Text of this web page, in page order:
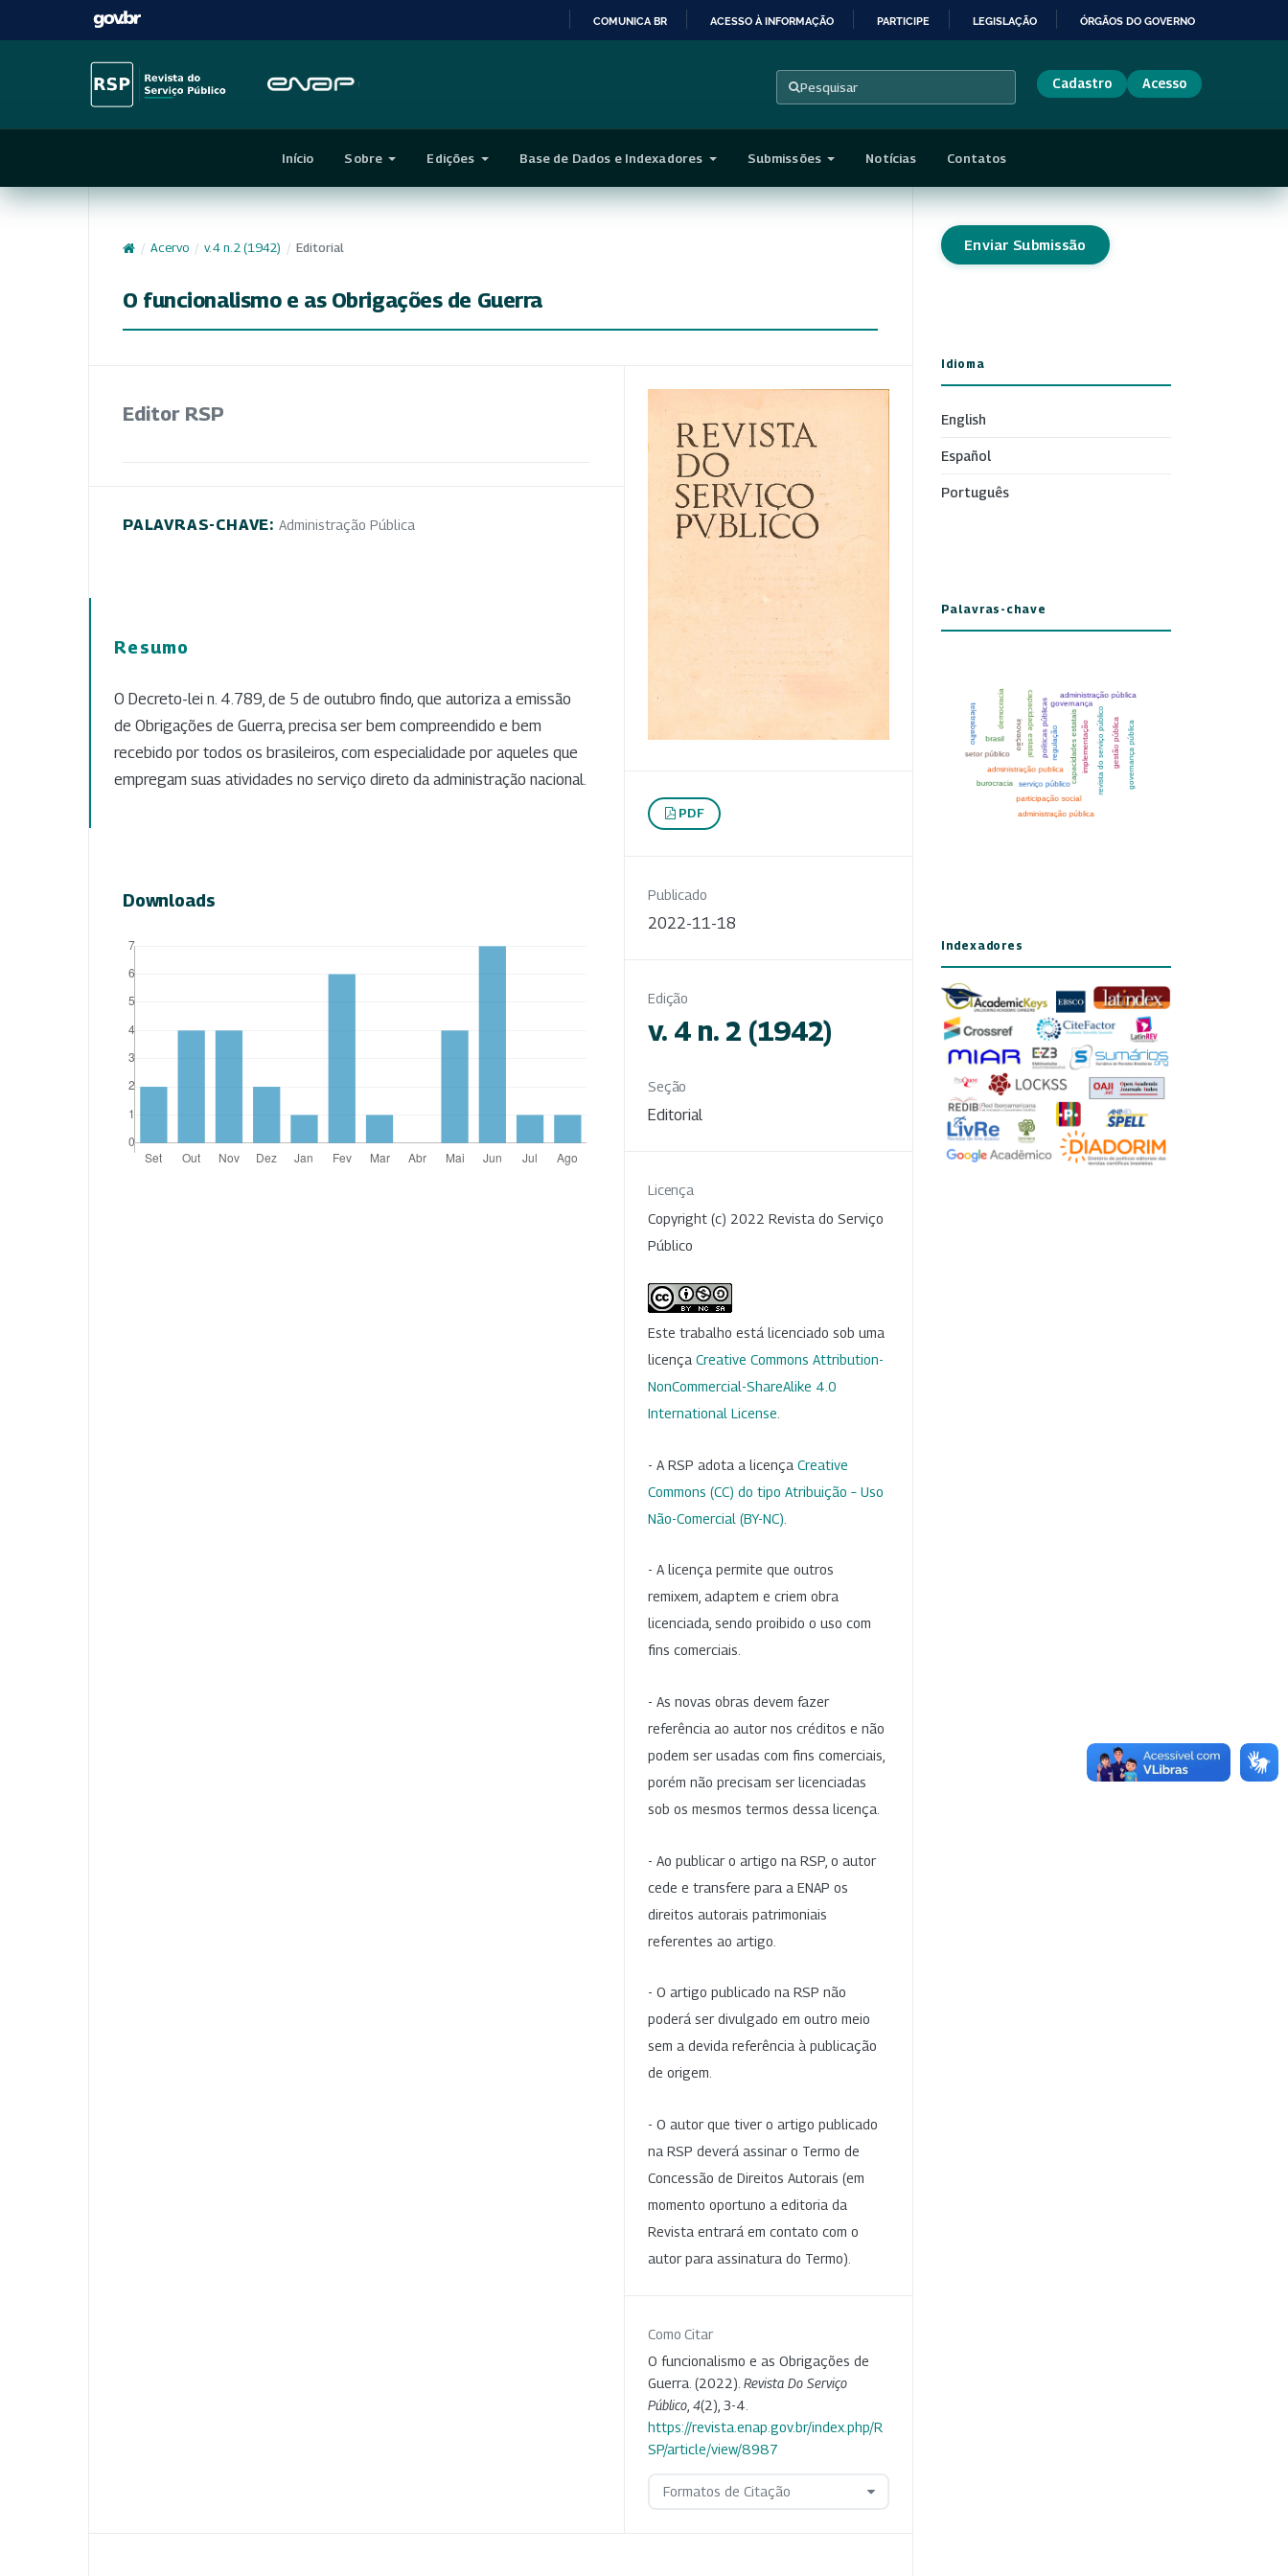
CONTEÚDO
COMUNICA BR ACESSO À INFORMAÇÃO PARTICIPE LEGISLAÇÃO ÓRGÃOS DO GOVERNO
Pesquisar Cadastro Acesso
Início Sobre Edições Base de Dados e Indexadores Submissões Notícias Contatos
/ Acervo / v. 4 n. 2 (1942) / Editorial
O funcionalismo e as Obrigações de Guerra
Editor RSP
PALAVRAS-CHAVE: Administração Pública
Resumo
O Decreto-lei n. 4.789, de 5 de outubro findo, que autoriza a emissão
de Obrigações de Guerra, precisa ser bem compreendido e bem
recebido por todos os brasileiros, com especialidade por aqueles que
empregam suas atividades no serviço direto da administração nacional.
Downloads
PDF
Publicado
2022-11-18
Edição
v. 4 n. 2 (1942)
Seção
Editorial
Licença
Copyright (c) 2022 Revista do Serviço
Público
Este trabalho está licenciado sob uma
licença Creative Commons Attribution-
NonCommercial-ShareAlike 4.0
International License
- A RSP adota a licença Creative
Commons (CC) do tipo Atribuição – Uso
Não-Comercial (BY-NC)
- A licença permite que outros
remixem, adaptem e criem obra
licenciada, sendo proibido o uso com
fins comerciais.
- As novas obras devem fazer
referência ao autor nos créditos e não
podem ser usadas com fins comerciais,
porém não precisam ser licenciadas
sob os mesmos termos dessa licença.
- Ao publicar o artigo na RSP, o autor
cede e transfere para a ENAP os
direitos autorais patrimoniais
referentes ao artigo.
- O artigo publicado na RSP não
poderá ser divulgado em outro meio
sem a devida referência à publicação
de origem.
- O autor que tiver o artigo publicado
na RSP deverá assinar o Termo de
Concessão de Direitos Autorais (em
momento oportuno a editoria da
Revista entrará em contato com o
autor para assinatura do Termo).
Como Citar
O funcionalismo e as Obrigações de
Guerra. (2022). Revista Do Serviço
Público 4(2), 3-4.
https://revista.enap.gov.br/index.php/R
SP/article/view/8987
Formatos de Citação
Enviar Submissão
Idioma
English
Español
Português
Palavras-chave
Indexadores